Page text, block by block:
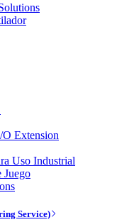
Extension
Uso Industrial
Juego
Service)